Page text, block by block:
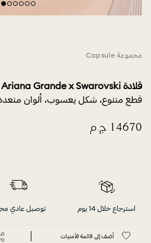
مجموعة Capsule
قلادة Ariana Grande x Swarovski
قطع متنوع، شكل يعسوب، ألوان
استرجاع خلال 14 يوم توصيل عادي
أضف إلى قائمة الأمنيات